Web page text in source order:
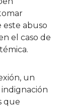
este abuso
el caso de
un
que